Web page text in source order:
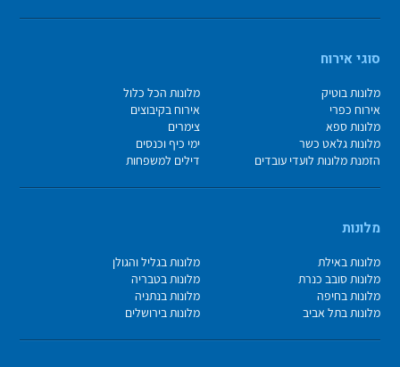
סוגי אירוח
מלונות בוטיק
מלונות הכל כלול
אירוח כפרי
אירוח בקיבוצים
מלונות ספא
צימרים
מלונות גלאט כשר
ימי כיף וכנסים
הזמנת מלונות לועדי עובדים
דילים למשפחות
מלונות
מלונות באילת
מלונות בגליל והגולן
מלונות סובב כנרת
מלונות בטבריה
מלונות בחיפה
מלונות בנתניה
מלונות בתל אביב
מלונות בירושלים